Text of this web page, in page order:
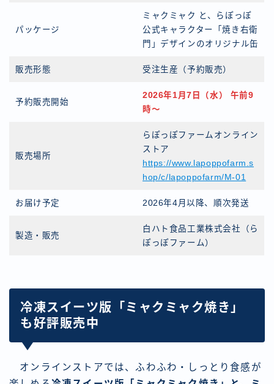
パッケージ
ミャクミャク と、らぽっぽ
公式キャラクター「焼き右衛
門」デザインのオリジナル缶
販売形態 受注生産（予約販売）
予約販売開始
2026年1月7日（水） 午前9
時〜
販売場所
らぽっぽファームオンライン
ストア
https://www.lapoppofarm.s
hop/c/lapoppofarm/M-01
お届け予定 2026年4月以降、順次発送
製造・販売
白ハト食品工業株式会社（ら
ぽっぽファーム）
冷凍スイーツ版「ミャクミャク焼き」
も好評販売中
オンラインストアでは、ふわふわ・しっとり食感が